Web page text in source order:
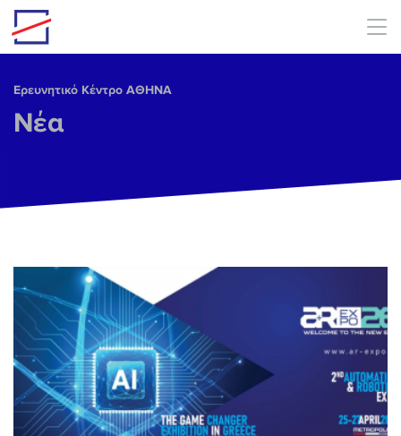
Skip to main content
Ερευνητικό Κέντρο ΑΘΗΝΑ
Νέα